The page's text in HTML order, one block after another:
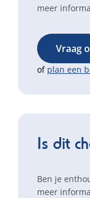
meer
Vraag
of plan een
Is dit
Ben je
meer